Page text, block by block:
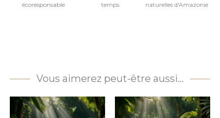
écoresponsable
temps
naturelles d'Amazonie
Vous aimerez peut-être aussi…